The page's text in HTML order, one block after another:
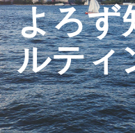
よろず
ルティ